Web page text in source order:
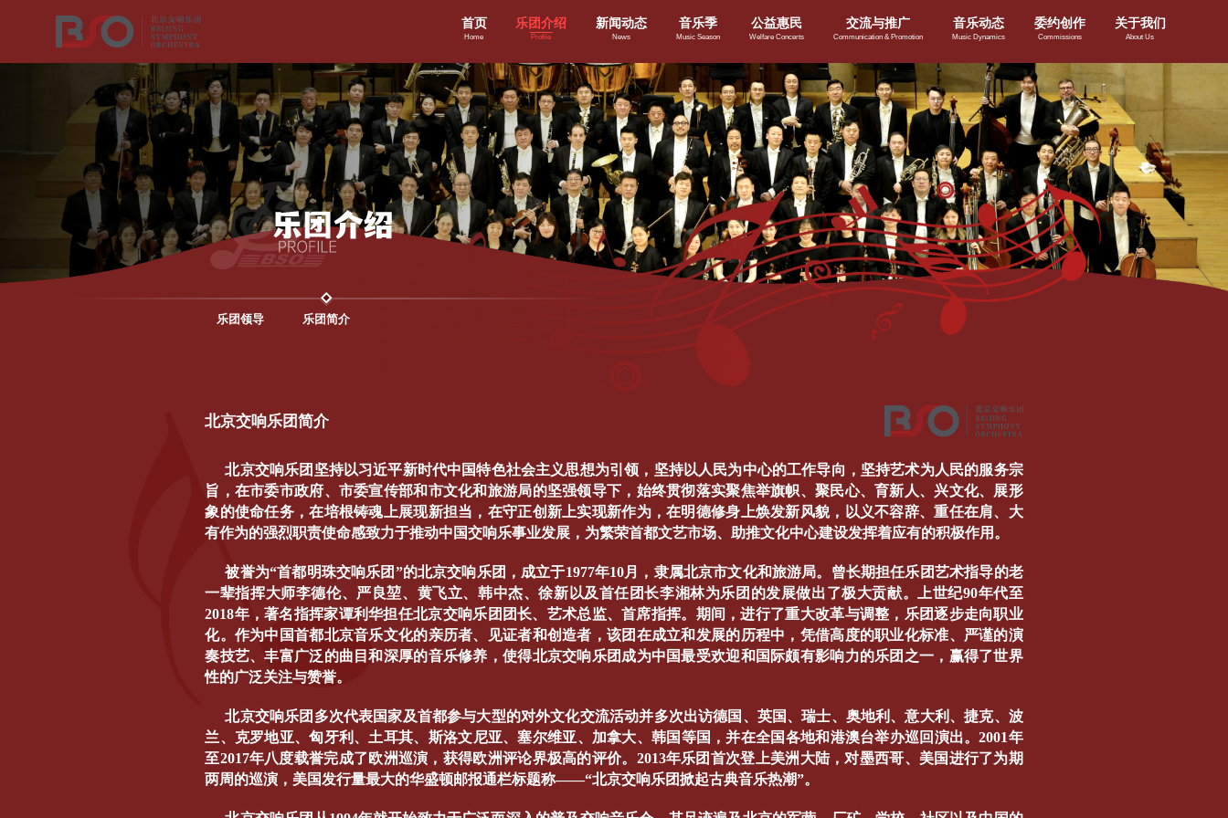
首页
Home
乐团介绍
Profile
新闻动态
News
音乐季
Music Season
公益惠民
Welfare Concerts
交流与推广
Communication & Promotion
音乐动态
Music Dynamics
委约创作
Commissions
关于我们
About Us
乐团领导 乐团简介
北京交响乐团简介
北京交响乐团坚持以习近平新时代中国特色社会主义思想为引领，坚持以人民为中心的工作导向，坚持艺术为人民的服务宗
旨，在市委市政府、市委宣传部和市文化和旅游局的坚强领导下，始终贯彻落实聚焦举旗帜、聚民心、育新人、兴文化、展形
象的使命任务，在培根铸魂上展现新担当，在守正创新上实现新作为，在明德修身上焕发新风貌，以义不容辞、重任在肩、大
有作为的强烈职责使命感致力于推动中国交响乐事业发展，为繁荣首都文艺市场、助推文化中心建设发挥着应有的积极作用。
被誉为“首都明珠交响乐团”的北京交响乐团，成立于1977年10月，隶属北京市文化和旅游局。曾长期担任乐团艺术指导的老
一辈指挥大师李德伦、严良堃、黄飞立、韩中杰、徐新以及首任团长李湘林为乐团的发展做出了极大贡献。上世纪90年代至
2018年，著名指挥家谭利华担任北京交响乐团团长、艺术总监、首席指挥。期间，进行了重大改革与调整，乐团逐步走向职业
化。作为中国首都北京音乐文化的亲历者、见证者和创造者，该团在成立和发展的历程中，凭借高度的职业化标准、严谨的演
奏技艺、丰富广泛的曲目和深厚的音乐修养，使得北京交响乐团成为中国最受欢迎和国际颇有影响力的乐团之一，赢得了世界
性的广泛关注与赞誉。
北京交响乐团多次代表国家及首都参与大型的对外文化交流活动并多次出访德国、英国、瑞士、奥地利、意大利、捷克、波
兰、克罗地亚、匈牙利、土耳其、斯洛文尼亚、塞尔维亚、加拿大、韩国等国，并在全国各地和港澳台举办巡回演出。2001年
至2017年八度载誉完成了欧洲巡演，获得欧洲评论界极高的评价。2013年乐团首次登上美洲大陆，对墨西哥、美国进行了为期
两周的巡演，美国发行量最大的华盛顿邮报通栏标题称——“北京交响乐团掀起古典音乐热潮”。